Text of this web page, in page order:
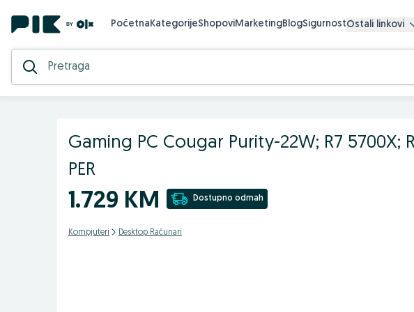
PočetnaKategorijeShopoviMarketingBlogSigurnostOstali linkovi
Gaming PC Cougar Purity-22W; R7 5700X;
PER
1.729 KM Dostupno odmah
Kompjuteri Desktop Računari